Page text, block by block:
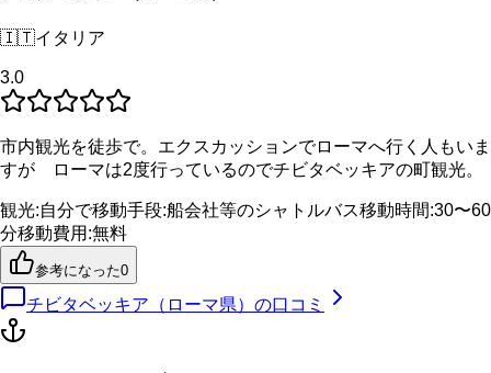
🇮🇹イタリア
3.0
市内観光を徒歩で。エクスカッションでローマへ行く人もいま
すが ローマは2度行っているのでチビタベッキアの町観光。
観光:自分で移動手段:船会社等のシャトルバス移動時間:30〜60
分移動費用 :無料
参考になった0
チビタベッキア（ローマ県） の口コミ